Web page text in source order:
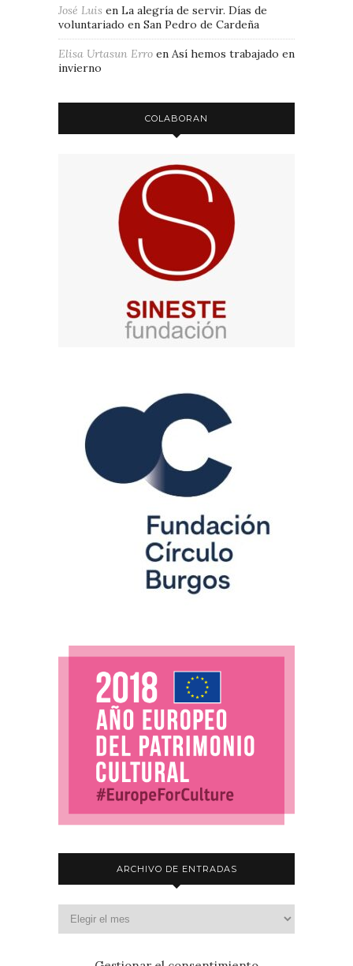
José Luis en La alegría de servir. Días de
voluntariado en San Pedro de Cardeña
Elisa Urtasun Erro en Así hemos trabajado en
invierno
COLABORAN
ARCHIVO DE ENTRADAS